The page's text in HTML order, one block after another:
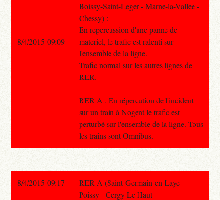
Boissy-Saint-Leger - Marne-la-Vallee -
Chessy) :
En repercussion d'une panne de
materiel, le trafic est ralenti sur
l'ensemble de la ligne.
Trafic normal sur les autres lignes de
RER.
RER A : En répercution de l'incident
sur un train à Nogent le trafic est
perturbé sur l'ensemble de la ligne. Tous
les trains sont Omnibus.
8/4/2015 09:09
8/4/2015 09:17
RER A (Saint-Germain-en-Laye -
Poissy - Cergy Le Haut-